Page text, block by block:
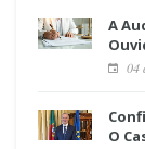
A
04
O